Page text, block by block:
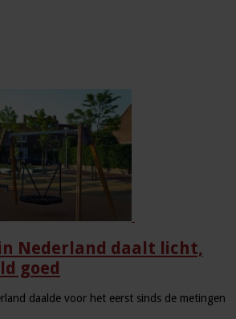
Nederland daalt licht,
goed
daalde voor het eerst sinds de metingen